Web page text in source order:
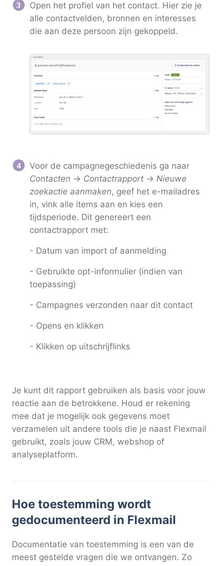
Open het profiel van het contact. Hier zie je
alle contactvelden, bronnen en interesses
die aan deze persoon zijn gekoppeld.
Voor de campagnegeschiedenis ga naar
Contacten → Contactrapport → Nieuwe
zoekactie aanmaken, geef het e-mailadres
in, vink alle items aan en kies een
tijdsperiode. Dit genereert een
contactrapport met:
- Datum van import of aanmelding
- Gebruikte opt-informulier (indien van
toepassing)
- Campagnes verzonden naar dit contact
- Opens en klikken
- Klikken op uitschrijflinks
Je kunt dit rapport gebruiken als basis voor jouw
reactie aan de betrokkene. Houd er rekening
mee dat je mogelijk ook gegevens moet
verzamelen uit andere tools die je naast Flexmail
gebruikt, zoals jouw CRM, webshop of
analyseplatform.
Hoe toestemming wordt
gedocumenteerd in Flexmail
Documentatie van toestemming is een van de
meest gestelde vragen die we ontvangen. Zo